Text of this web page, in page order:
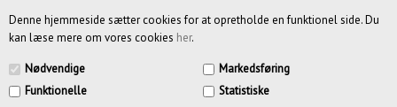
Denne hjemmeside sætter cookies for at opretholde en funktionel side. Du
kan læse mere om vores cookies her.
Nødvendige
Markedsføring
Funktionelle
Statistiske
BETINGELSER